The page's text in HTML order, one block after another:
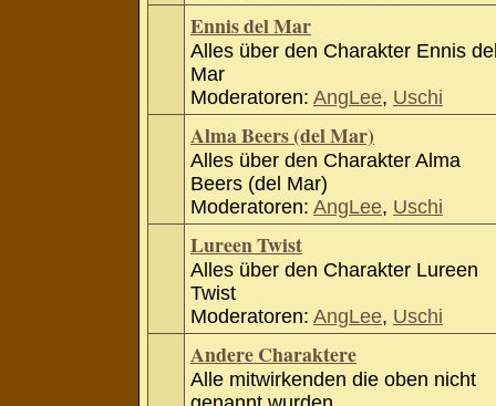
Ennis del Mar
Alles über den Charakter Ennis
Mar
Moderatoren: AngLee, Uschi
Alma Beers (del Mar)
Alles über den Charakter Alma
Beers (del Mar)
Moderatoren: AngLee, Uschi
Lureen Twist
Alles über den Charakter Lureen
Twist
Moderatoren: AngLee, Uschi
Andere Charaktere
Alle mitwirkenden die oben nicht